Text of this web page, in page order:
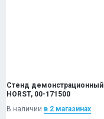
Стенд демонстрационный
HORST, 00-171500
В наличии в 2 магазинах